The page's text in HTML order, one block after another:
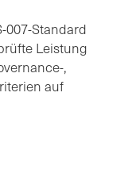
007-Standard
Leistung
,
auf